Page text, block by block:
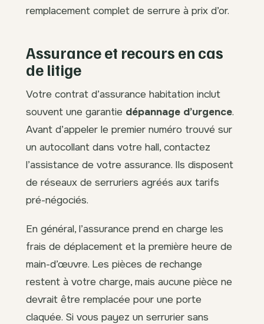
remplacement complet de serrure à prix d’or.
Assurance et recours en cas
de litige
Votre contrat d’assurance habitation inclut
souvent une garantie dépannage d’urgence.
Avant d’appeler le premier numéro trouvé sur
un autocollant dans votre hall, contactez
l’assistance de votre assurance. Ils disposent
de réseaux de serruriers agréés aux tarifs
pré-négociés.
En général, l’assurance prend en charge les
frais de déplacement et la première heure de
main-d’œuvre. Les pièces de rechange
restent à votre charge, mais aucune pièce ne
devrait être remplacée pour une porte
claquée. Si vous payez un serrurier sans